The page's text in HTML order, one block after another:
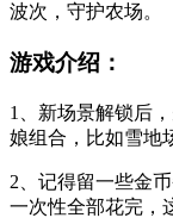
波次，守护农场。
游戏介绍：
1、新场景解锁后
娘组合，比如雪地
2、记得留一些金
一次性全部花完，